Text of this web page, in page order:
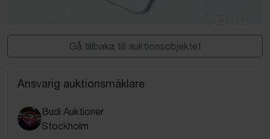
Gå tillbaka till auktionsobjektet
Ansvarig auktionsmäklare
Budi Auktioner
Stockholm